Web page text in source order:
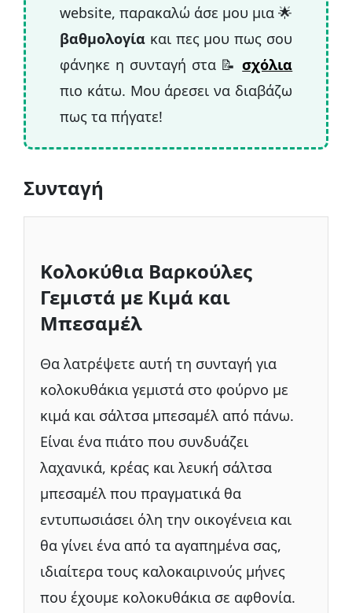
κις ή ψητά λαχανικά.
website, παρακαλώ άσε μου μια 🌟
βαθμολογίακαι πες μου πως σου
φάνηκε η συνταγή στα 📝σχόλια
πιο κάτω. Μου άρεσει να διαβάζω
πως τα πήγατε!
Συνταγή
Κολοκύθια Βαρκούλες
Γεμιστά με Κιμά και
Μπεσαμέλ
Θα λατρέψετε αυτή τη συνταγή για
κολοκυθάκια γεμιστά στο φούρνο με
κιμά και σάλτσα μπεσαμέλ από πάνω.
Είναι ένα πιάτο που συνδυάζει
λαχανικά, κρέας και λευκή σάλτσα
μπεσαμέλ που πραγματικά θα
εντυπωσιάσει όλη την οικογένεια και
θα γίνει ένα από τα αγαπημένα σας,
ιδιαίτερα τους καλοκαιρινούς μήνες
που έχουμε κολοκυθάκια σε αφθονία.